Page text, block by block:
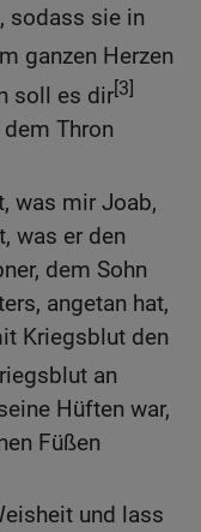
sodass sie in
ganzen Herzen
soll es dir[3]
Thron
was mir Joab,
was er den
dem Sohn
angetan hat,
Kriegsblut den
an
Hüften war,
Füßen
und lass